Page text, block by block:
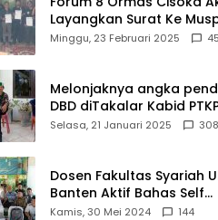
Layangkan Surat Ke
Atas Adanya Kantor
Minggu, 23 Februari 2025
Melonjaknya angka
DBD diTakalar Kabid
Cab.Takalar angkat
Selasa, 21 Januari 2025 308
Dosen Fakultas Syariah
Banten Aktif Bahas Self
Declare Halal dalam
Kamis, 30 Mei 2024 144